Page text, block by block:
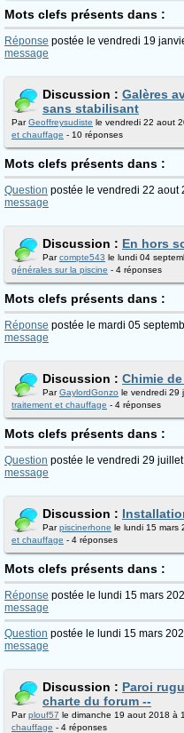
Mots clefs présents dans :
Réponse postée le vendredi 19
message
Discussion : Galères
sans stabilisant
ParGeoffreysudiste le vendredi 22 aout
et chauffage - 10 réponses
Mots clefs présents dans :
Question postée le vendredi 22 aout
message
Discussion : En hors
Parcompte543 le lundi 04
générales sur la piscine - 4 réponses
Mots clefs présents dans :
Réponse postée le mardi 05
message
Discussion : Chimie
ParGaylordGonzo le vendredi 29
traitement et chauffage - 4 réponses
Mots clefs présents dans :
Question postée le vendredi 29
message
Discussion :
Parpiscinerhone le lundi 15 mars
et chauffage - 4 réponses
Mots clefs présents dans :
Réponse postée le lundi 15 mars
message
Question postée le lundi 15 mars
message
Discussion : Paroi
charte du forum --
Parplouf57 le dimanche 19 aout 2018 à
chauffage - 4 réponses